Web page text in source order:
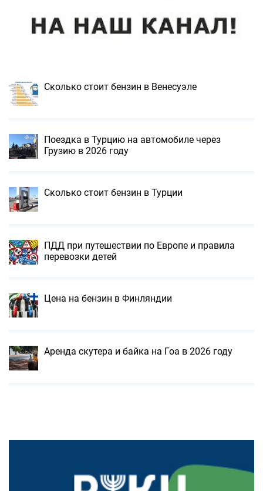
Сколько стоит бензин в Венесуэле
Поездка в Турцию на автомобиле через
Грузию в 2026 году
Сколько стоит бензин в Турции
ПДД при путешествии по Европе и правила
перевозки детей
Цена на бензин в Финляндии
Аренда скутера и байка на Гоа в 2026 году